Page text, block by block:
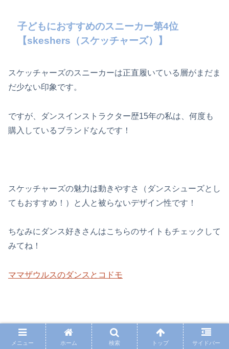
子どもにおすすめのスニーカー第4位
【skeshers（スケッチャーズ）】
スケッチャーズのスニーカーは正直履いている層がまだま
だ少ない印象です。
ですが、ダンスインストラクター歴15年の私は、何度も
購入しているブランドなんです！
スケッチャーズの魅力は動きやすさ（ダンスシューズとし
てもおすすめ！）と人と被らないデザイン性です！
ちなみにダンス好きさんはこちらのサイトもチェックして
みてね！
ママザウルスのダンスとコドモ
大人気のフラッシュシューズ！光る靴！
メニュー ホーム 検索 トップ サイドバー